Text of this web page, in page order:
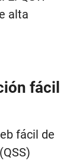
alta
fácil
fácil de